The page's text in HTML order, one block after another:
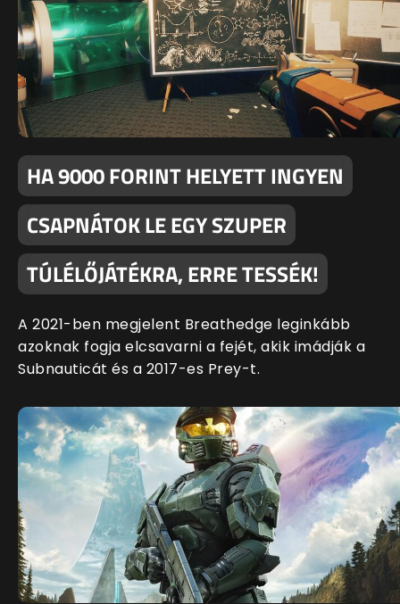
HA 9000 FORINT HELYETT INGYEN
CSAPNÁTOK LE EGY SZUPER
TÚLÉLŐJÁTÉKRA, ERRE TESSÉK!
A 2021-ben megjelent Breathedge leginkább
azoknak fogja elcsavarni a fejét, akik imádják a
Subnauticát és a 2017-es Prey-t.